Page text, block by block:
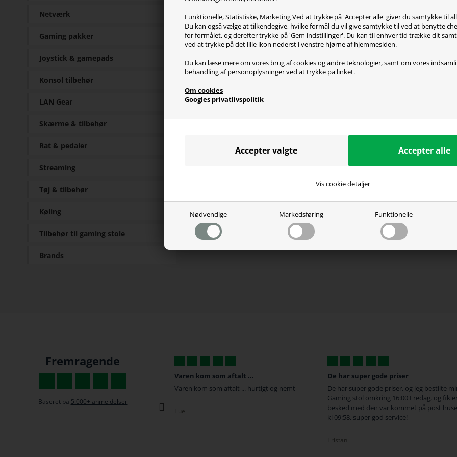
Funktionelle, Statistiske, Marketing Ved at trykke på 'Accepter alle' giver du samtykke til
Du kan også vælge at tilkendegive, hvilke formål du vil give samtykke til ved at benytte
for formålet, og derefter trykke på 'Gem indstillinger'. Du kan til enhver tid trække dit
ved at trykke på det lille ikon nederst i venstre hjørne af hjemmesiden.
Du kan læse mere om vores brug af cookies og andre teknologier, samt om vores
behandling af personoplysninger ved at trykke på linket.
Om cookies
Googles privatlivspolitik
Nødvendige Markedsføring Funktionelle
Vis cookie detaljer
skates.
Corepad Skatez Pro egenskaber:
- Reducerer friktionen mellem mus og musemåtte
- Giver en glattere glidende oplevelse
- Øge præcisionen
- Lavet af 100% PTFE
Corepad Skatez Pro for Lachesis passer til:
Razer Lachesis
Specifikationer
Netværk
Gaming pakker
Joystick & gamepads
Konsol tilbehør
LAN Gear
Skærme & tilbehør
Rat & pedaler
Streaming
Tøj & tilbehør
Køling
Tilbehør til gaming stole
Brands
Fremragende
Baseret på 5.000+ anmeldelser
God og hurtig service
Vi må også huske at rose med anmeldelser
da vi har tilbøjelighed til først at gå til
tasterne når vi er utilfredse :-)
Varen kom som aftalt ...
Varen kom som aftalt ... hurtigt og nemt
Tue
De har super gode priser
De har super gode priser, og jeg bestilte
Gaming stol omkring 16:00 Fredag, og fik
besked med den var kommet på post
kl 09:58, super god service!
Tristan